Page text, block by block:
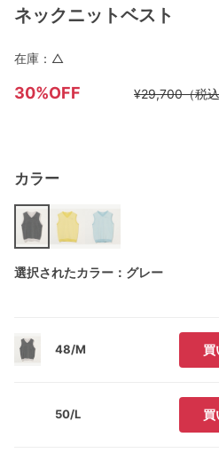
ネックニットベスト
30%OFF ¥29,700（税
カラー
選択されたカラー：グレー
48/M 買
50/L 買
在庫： △